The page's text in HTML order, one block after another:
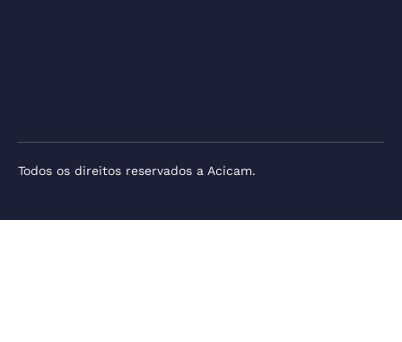
Todos os direitos reservados a Acicam.